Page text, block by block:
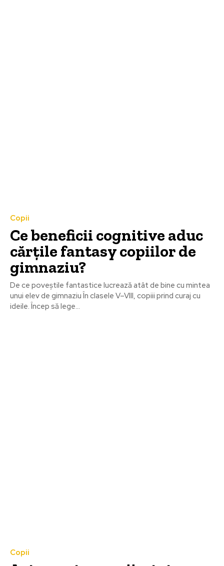
Copii
Ce beneficii cognitive aduc
cărțile fantasy copiilor de
gimnaziu?
De ce poveștile fantastice lucrează atât de bine cu mintea
unui elev de gimnaziu În clasele V–VIII, copiii prind curaj cu
ideile. Încep să lege...
Copii